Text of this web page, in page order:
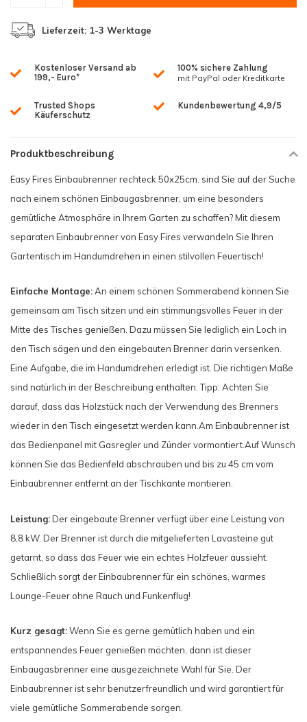
Lieferzeit: 1-3 Werktage
Kostenloser Versand ab
199,- Euro*
100% sichere Zahlung
mit PayPal oder Kreditkarte
Trusted Shops
Käuferschutz
Kundenbewertung 4,9/5
Produktbeschreibung
Easy Fires Einbaubrenner rechteck 50x25cm. sind Sie auf der Suche
nach einem schönen Einbaugasbrenner, um eine besonders
gemütliche Atmosphäre in Ihrem Garten zu schaffen? Mit diesem
separaten Einbaubrenner von Easy Fires verwandeln Sie Ihren
Gartentisch im Handumdrehen in einen stilvollen Feuertisch!
Einfache Montage:An einem schönen Sommerabend können Sie
gemeinsam am Tisch sitzen und ein stimmungsvolles Feuer in der
Mitte des Tisches genießen. Dazu müssen Sie lediglich ein Loch in
den Tisch sägen und den eingebauten Brenner darin versenken.
Eine Aufgabe, die im Handumdrehen erledigt ist. Die richtigen Maße
sind natürlich in der Beschreibung enthalten. Tipp: Achten Sie
darauf, dass das Holzstück nach der Verwendung des Brenners
wieder in den Tisch eingesetzt werden kann.Am Einbaubrenner ist
das Bedienpanel mit Gasregler und Zünder vormontiert.Auf Wunsch
können Sie das Bedienfeld abschrauben und bis zu 45 cm vom
Einbaubrenner entfernt an der Tischkante montieren.
Leistung:Der eingebaute Brenner verfügt über eine Leistung von
8,8 kW. Der Brenner ist durch die mitgelieferten Lavasteine gut
getarnt, so dass das Feuer wie ein echtes Holzfeuer aussieht.
Schließlich sorgt der Einbaubrenner für ein schönes, warmes
Lounge-Feuer ohne Rauch und Funkenflug!
Kurz gesagt:Wenn Sie es gerne gemütlich haben und ein
entspannendes Feuer genießen möchten, dann ist dieser
Einbaugasbrenner eine ausgezeichnete Wahl für Sie. Der
Einbaubrenner ist sehr benutzerfreundlich und wird garantiert für
viele gemütliche Sommerabende sorgen.